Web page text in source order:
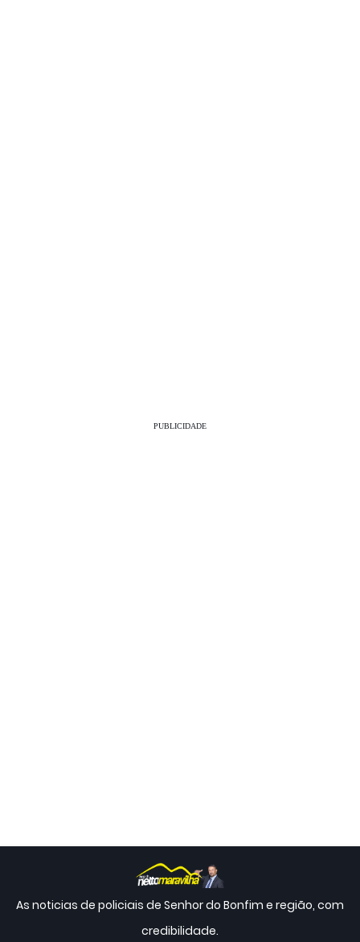
PUBLICIDADE
As noticias de policiais de Senhor do Bonfim e região, com
credibilidade.